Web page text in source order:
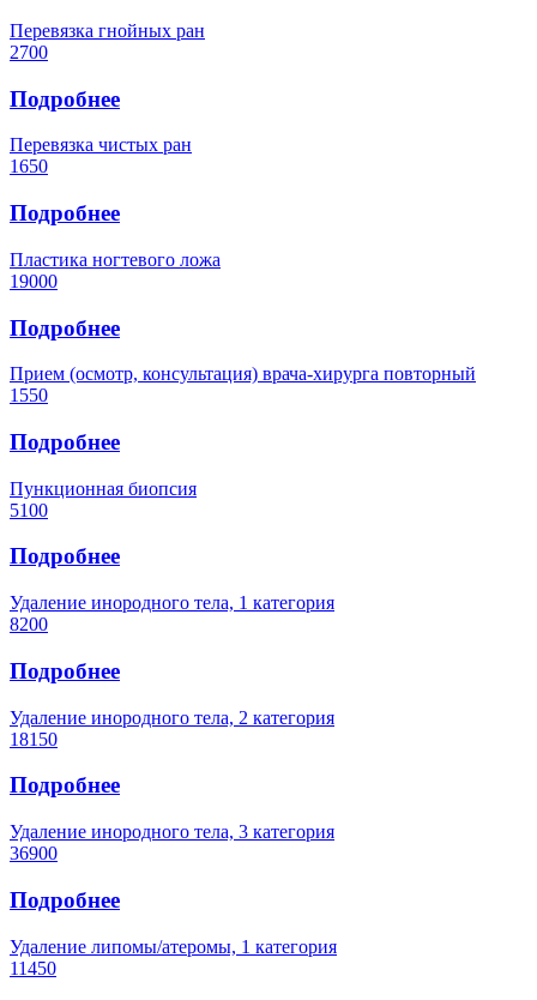
Перевязка гнойных ран
2700
Подробнее
Перевязка чистых ран
1650
Подробнее
Пластика ногтевого ложа
19000
Подробнее
Прием (осмотр, консультация) врача-хирурга повторный
1550
Подробнее
Пункционная биопсия
5100
Подробнее
Удаление инородного тела, 1 категория
8200
Подробнее
Удаление инородного тела, 2 категория
18150
Подробнее
Удаление инородного тела, 3 категория
36900
Подробнее
Удаление липомы/атеромы, 1 категория
11450